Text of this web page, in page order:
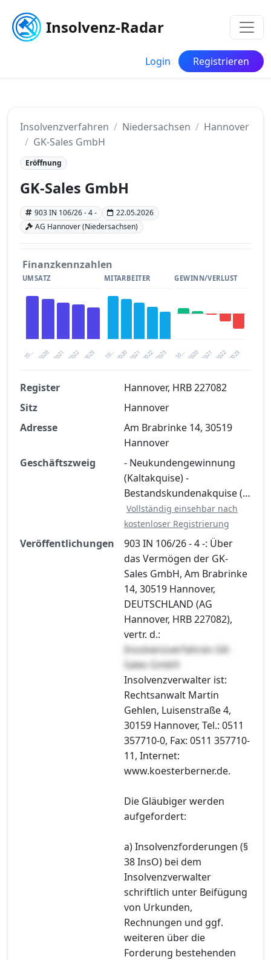
Insolvenz-Radar
Login Registrieren
Insolvenzverfahren Niedersachsen
Hannover
GK-Sales GmbH
Eröffnung
GK-Sales GmbH
903 IN 106/26 - 4 -
22.05.2026
AG Hannover (Niedersachsen)
Finanzkennzahlen
UMSATZ
20… 2021 2023
2020 2022
MITARBEITER
20… 2021 2023
2020 2022
GEWINN/VERLUST
20… 2021 2023
2020 2022
Finanzkennzahlen nach kostenloser
Registrierung verfügbar
Jetzt kostenlos registrieren
Register
Hannover, HRB 227082
Sitz
Hannover
Adresse
Am Brabrinke 14, 30519
Hannover
Geschäftszweig
- Neukundengewinnung
(Kaltakquise) -
Bestandskundenakquise (…
Vollständig einsehbar nach
kostenloser Registrierung
Veröffentlichungen
903 IN 106/26 - 4 -: Über
das Vermögen der GK-
Sales GmbH, Am Brabrinke
14, 30519 Hannover,
DEUTSCHLAND (AG
Hannover, HRB 227082),
vertr. d.:
Insolvenzverfahren GK-
Sales GmbH
Insolvenzverwalter ist:
Rechtsanwalt Martin
Gehlen, Luisenstraße 4,
30159 Hannover, Tel.: 0511
357710-0, Fax: 0511 357710-
11, Internet:
www.koesterberner.de.
Die Gläubiger werden
aufgefordert:
a) Insolvenzforderungen (§
38 InsO) bei dem
Insolvenzverwalter
schriftlich unter Beifügung
von Urkunden,
Rechnungen und ggf.
weiteren über die
Forderung bestehenden